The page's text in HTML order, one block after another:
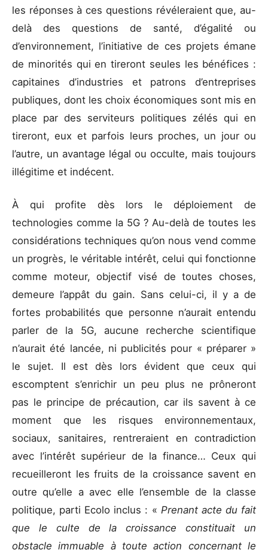
les réponses à ces questions révéleraient que, au-
delà des questions de santé, d’égalité ou
d’environnement, l’initiative de ces projets émane
de minorités qui en tireront seules les bénéfices :
capitaines d’industries et patrons d’entreprises
publiques, dont les choix économiques sont mis en
place par des serviteurs politiques zélés qui en
tireront, eux et parfois leurs proches, un jour ou
l’autre, un avantage légal ou occulte, mais toujours
illégitime et indécent.
À qui profite dès lors le déploiement de
technologies comme la 5G ? Au-delà de toutes les
considérations techniques qu’on nous vend comme
un progrès, le véritable intérêt, celui qui fonctionne
comme moteur, objectif visé de toutes choses,
demeure l’appât du gain. Sans celui-ci, il y a de
fortes probabilités que personne n’aurait entendu
parler de la 5G, aucune recherche scientifique
n’aurait été lancée, ni publicités pour « préparer »
le sujet. Il est dès lors évident que ceux qui
escomptent s’enrichir un peu plus ne prôneront
pas le principe de précaution, car ils savent à ce
moment que les risques environnementaux,
sociaux, sanitaires, rentreraient en contradiction
avec l’intérêt supérieur de la finance… Ceux qui
recueilleront les fruits de la croissance savent en
outre qu’elle a avec elle l’ensemble de la classe
politique, parti Ecolo inclus : « Prenant acte du fait
que le culte de la croissance constituait un
obstacle immuable à toute action concernant le